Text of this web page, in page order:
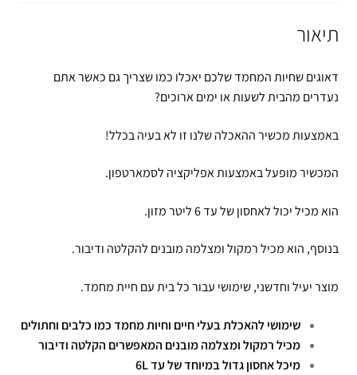
תיאור
דאוגים שחיות המחמד שלכם יאכלו כמו שצריך גם כאשר אתם
נעדרים מהבית לשעות או ימים ארוכים?
באמצעות מכשיר ההאכלה שלנו זו לא בעיה בכלל!
המכשיר מופעל באמצעות אפליקציה לסמארטפון.
הוא מכיל יכול לאחסון של עד 6 ליטר מזון.
בנוסף, הוא מכיל רמקול ומצלמה מובנים להקלטה ודיבור.
מוצר יעיל וחדשני, שימושי עבור כל בית עם חיית מחמד.
שימושי להאכלת בעלי חיים וחיות מחמד כמו כלבים וחתולים
מכיל רמקול ומצלמה מובנים המאפשרים הקלטה ודיבור
מיכל אחסון גדול במיוחד של עד 6L